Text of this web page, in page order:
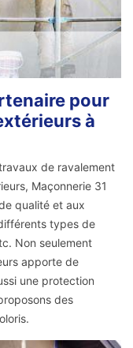
pour
à
de ravalement
Maçonnerie 31
qualité et aux
types de
Non seulement
apporte de
une protection
des